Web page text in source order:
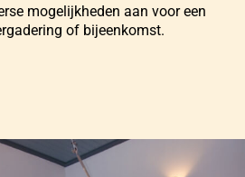
mogelijkheden aan voor een
of bijeenkomst.